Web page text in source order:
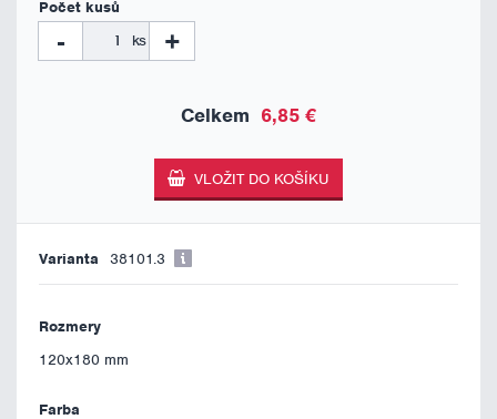
- ks +
6,85 €
38101.3
120x180 mm